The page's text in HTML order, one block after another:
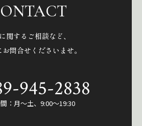
関するご相談など、
問合せくださいませ。
945-2838
：月～土、9:00～19:30